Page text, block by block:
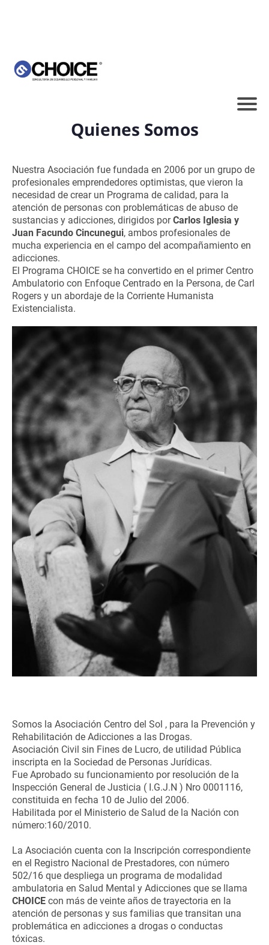
Quienes Somos
Somos la Asociación Centro del Sol , para la Prevención y
Rehabilitación de Adicciones a las Drogas.
Asociación Civil sin Fines de Lucro, de utilidad Pública
inscripta en la Sociedad de Personas Jurídicas.
Fue Aprobado su funcionamiento por resolución de la
Inspección General de Justicia ( I.G.J.N ) Nro 0001116,
constituida en fecha 10 de Julio del 2006.
Habilitada por el Ministerio de Salud de la Nación con
número:160/2010.
La Asociación cuenta con la Inscripción correspondiente
en el Registro Nacional de Prestadores, con número
502/16 que despliega un programa de modalidad
ambulatoria en Salud Mental y Adicciones que se llama
CHOICE con más de veinte años de trayectoria en la
atención de personas y sus familias que transitan una
problemática en adicciones a drogas o conductas
tóxicas.
Nuestra Asociación fue fundada en 2006 por un grupo de
profesionales emprendedores optimistas, que vieron la
necesidad de crear un Programa de calidad, para la
atención de personas con problemáticas de abuso de
sustancias y adicciones, dirigidos porCarlos Iglesia y
Juan Facundo Cincunegui, ambos profesionales de
mucha experiencia en el campo del acompañamiento en
adicciones.
El Programa CHOICE se ha convertido en el primer Centro
Ambulatorio con Enfoque Centrado en la Persona, de Carl
Rogers y un abordaje de la Corriente Humanista
Existencialista.